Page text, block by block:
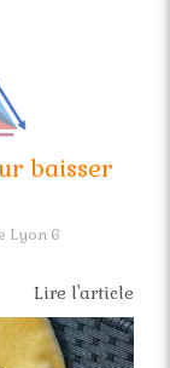
baisser
Lyon 6
Lire l'article